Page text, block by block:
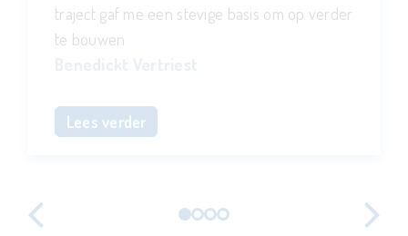
traject gaf me een stevige basis om op verder
te bouwen
Lees verder